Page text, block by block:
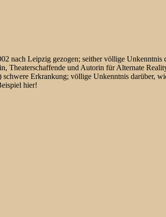
nach Leipzig gezogen; seither völlige Unkenntnis
Theaterschaffende und Autorin für Alternate
Erkrankung; völlige Unkenntnis darüber,
hier!